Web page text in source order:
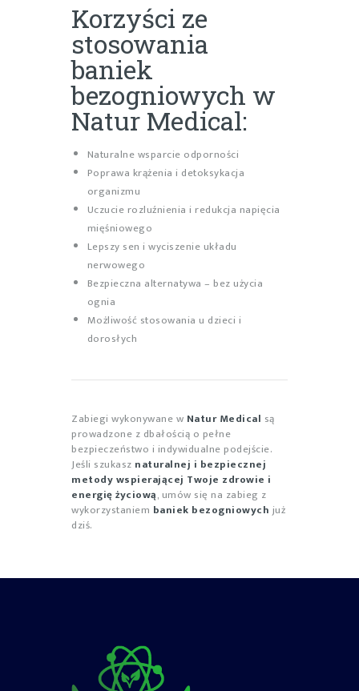
Korzyści ze
stosowania
baniek
bezogniowych w
Natur Medical:
Naturalne wsparcie odporności
Poprawa krążenia i detoksykacja
organizmu
Uczucie rozluźnienia i redukcja napięcia
mięśniowego
Lepszy sen i wyciszenie układu
nerwowego
Bezpieczna alternatywa – bez użycia
ognia
Możliwość stosowania u dzieci i
dorosłych
Zabiegi wykonywane w Natur Medical są
prowadzone z dbałością o pełne
bezpieczeństwo i indywidualne podejście.
Jeśli szukasz naturalnej i bezpiecznej
metody wspierającej Twoje zdrowie i
energię życiową, umów się na zabieg z
wykorzystaniem baniek bezogniowych już
dziś.